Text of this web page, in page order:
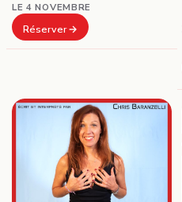
LE 4 NOVEMBRE
Réserver